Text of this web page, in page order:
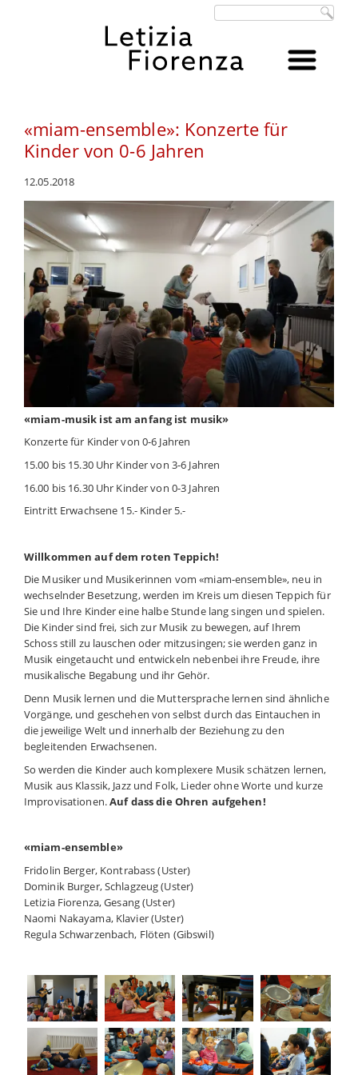
Suchbegriffe
«miam-ensemble»: Konzerte für
Kinder von 0-6 Jahren
12.05.2018
«miam-musik ist am anfang ist musik»
Konzerte für Kinder von 0-6 Jahren
15.00 bis 15.30 Uhr Kinder von 3-6 Jahren
16.00 bis 16.30 Uhr Kinder von 0-3 Jahren
Eintritt Erwachsene 15.- Kinder 5.-
Willkommen auf dem roten Teppich!
Die Musiker und Musikerinnen vom «miam-ensemble», neu in
wechselnder Besetzung, werden im Kreis um diesen Teppich für
Sie und Ihre Kinder eine halbe Stunde lang singen und spielen.
Die Kinder sind frei, sich zur Musik zu bewegen, auf Ihrem
Schoss still zu lauschen oder mitzusingen; sie werden ganz in
Musik eingetaucht und entwickeln nebenbei ihre Freude, ihre
musikalische Begabung und ihr Gehör.
Denn Musik lernen und die Muttersprache lernen sind ähnliche
Vorgänge, und geschehen von selbst durch das Eintauchen in
die jeweilige Welt und innerhalb der Beziehung zu den
begleitenden Erwachsenen.
So werden die Kinder auch komplexere Musik schätzen lernen,
Musik aus Klassik, Jazz und Folk, Lieder ohne Worte und kurze
Improvisationen.Auf dass die Ohren aufgehen!
«miam-ensemble»
Fridolin Berger, Kontrabass (Uster)
Dominik Burger, Schlagzeug (Uster)
Letizia Fiorenza, Gesang (Uster)
Naomi Nakayama, Klavier (Uster)
Regula Schwarzenbach, Flöten (Gibswil)